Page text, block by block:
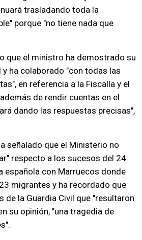
trasladando toda la
porque "no tiene nada que
que el ministro ha demostrado su
ha colaborado "con todas las
en referencia a la Fiscalía y el
de rendir cuentas en el
dando las respuestas precisas",
señalado que el Ministerio no
respecto a los sucesos del 24
española con Marruecos donde
migrantes y ha recordado que
de la Guardia Civil que "resultaron
su opinión, "una tragedia de